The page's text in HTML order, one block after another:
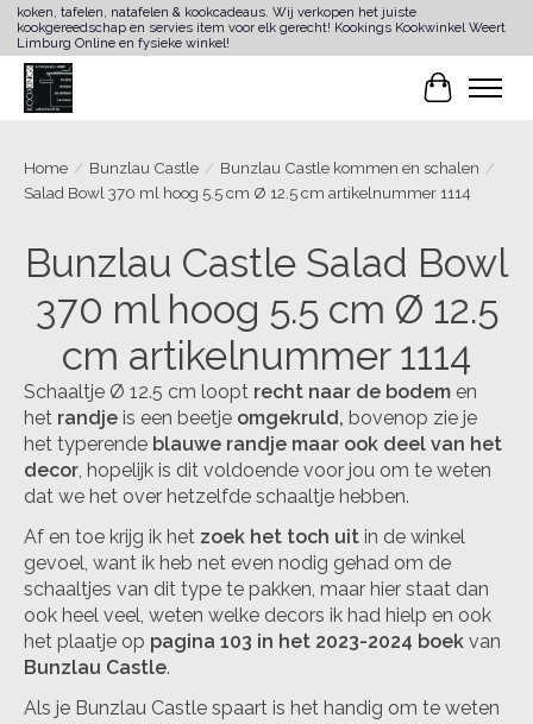
koken, tafelen, natafelen & kookcadeaus. Wij verkopen het juiste
kookgereedschap en servies item voor elk gerecht! Kookings Kookwinkel Weert
Limburg Online en fysieke winkel!
Home / Bunzlau Castle / Bunzlau Castle kommen en schalen /
Salad Bowl 370 ml hoog 5.5 cm Ø 12.5 cm artikelnummer 1114
Bunzlau Castle Salad Bowl
370 ml hoog 5.5 cm Ø 12.5
cm artikelnummer 1114
Schaaltje Ø 12.5 cm loopt recht naar de bodem en
het randje is een beetje omgekruld, bovenop zie je
het typerende blauwe randje maar ook deel van het
decor , hopelijk is dit voldoende voor jou om te weten
dat we het over hetzelfde schaaltje hebben.
Af en toe krijg ik het zoek het toch uit in de winkel
gevoel, want ik heb net even nodig gehad om de
schaaltjes van dit type te pakken, maar hier staat dan
ook heel veel, weten welke decors ik had hielp en ook
het plaatje op pagina 103 in het 2023-2024 boek van
Bunzlau Castle.
Als je Bunzlau Castle spaart is het handig om te weten